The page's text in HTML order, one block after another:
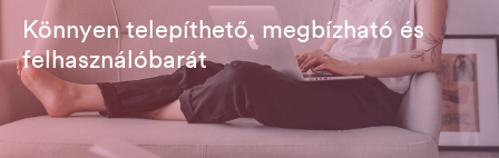
Könnyen telepíthető, megbízható és
felhasználóbarát